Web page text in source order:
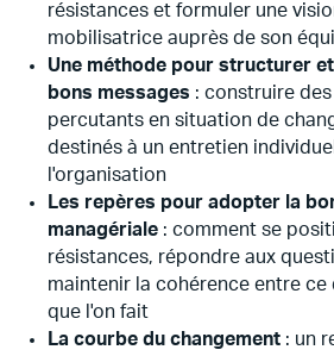
résistances et formuler une
mobilisatrice auprès de son
Une méthode pour structurer
bons messages : construire
percutants en situation de
destinés à un entretien
l'organisation
Les repères pour adopter la
managériale : comment se
résistances, répondre aux
maintenir la cohérence entre ce
que l'on fait
La courbe du changement : un